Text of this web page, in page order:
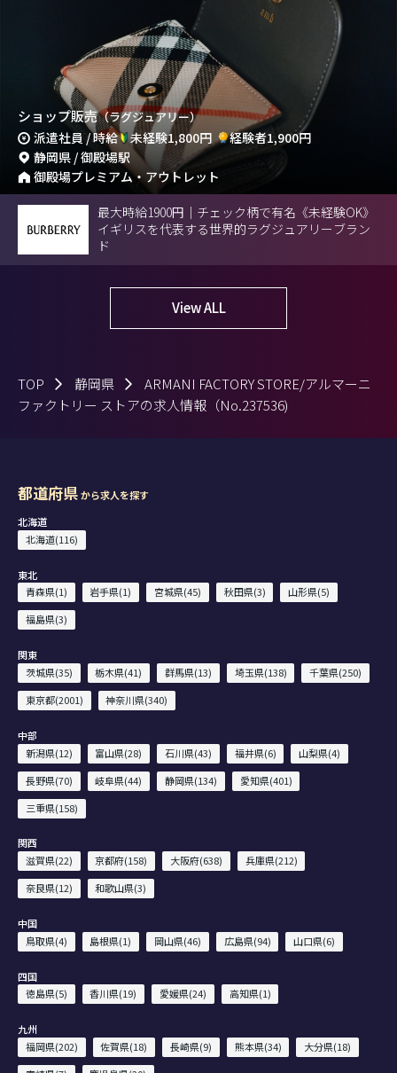
ショップ販売（ラグジュアリー）
派遣社員 / 時給 未経験1,800円
経験者1,900円
静岡県 / 御殿場駅
御殿場プレミアム・アウトレット
最大時給1900円｜チェック柄で有名《未経験OK》
イギリスを代表する世界的ラグジュアリーブラン
ド
View ALL
TOP 静岡県
ARMANI FACTORY STORE/アルマーニ
ファクトリー ストアの求人情報（No.237536)
都道府県から求人を探す
北海道
北海道(116)
東北
青森県(1)
岩手県(1) 宮城県(45) 秋田県(3)
山形県(5)
福島県(3)
関東
茨城県(35)
栃木県(41) 群馬県(13) 埼玉県(138)
千葉県(250)
東京都(2001)
神奈川県(340)
中部
新潟県(12)
富山県(28) 石川県(43) 福井県(6)
山梨県(4)
長野県(70)
岐阜県(44) 静岡県(134)
愛知県(401)
三重県(158)
関西
滋賀県(22)
京都府(158) 大阪府(638)
兵庫県(212)
奈良県(12)
和歌山県(3)
中国
鳥取県(4)
島根県(1) 岡山県(46) 広島県(94) 山口県(6)
四国
徳島県(5)
香川県(19) 愛媛県(24) 高知県(1)
九州
福岡県(202)
佐賀県(18) 長崎県(9) 熊本県(34)
大分県(18)